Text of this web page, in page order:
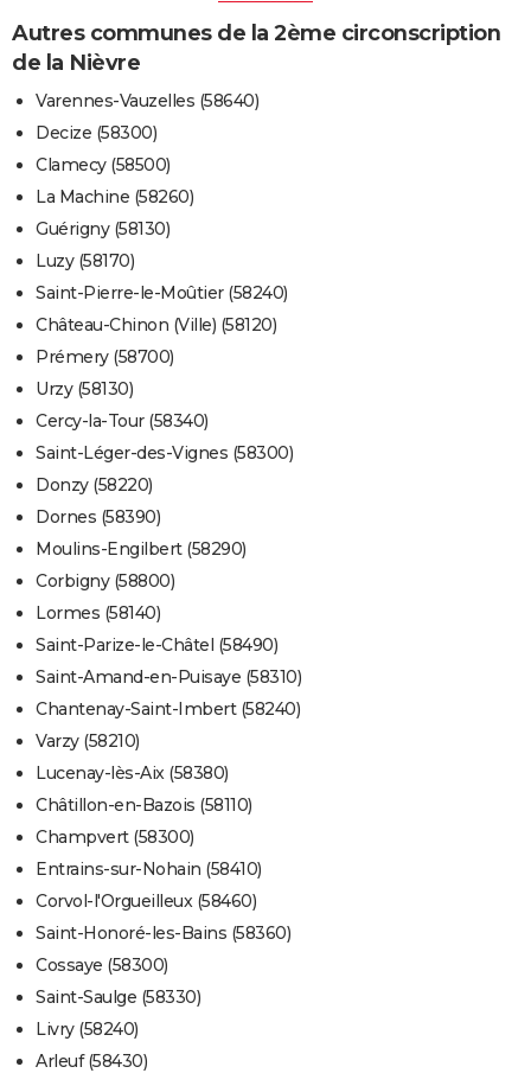
Autres communes de la 2ème circonscription
de la Nièvre
Varennes-Vauzelles (58640)
Decize (58300)
Clamecy (58500)
La Machine (58260)
Guérigny (58130)
Luzy (58170)
Saint-Pierre-le-Moûtier (58240)
Château-Chinon (Ville) (58120)
Prémery (58700)
Urzy (58130)
Cercy-la-Tour (58340)
Saint-Léger-des-Vignes (58300)
Donzy (58220)
Dornes (58390)
Moulins-Engilbert (58290)
Corbigny (58800)
Lormes (58140)
Saint-Parize-le-Châtel (58490)
Saint-Amand-en-Puisaye (58310)
Chantenay-Saint-Imbert (58240)
Varzy (58210)
Lucenay-lès-Aix (58380)
Châtillon-en-Bazois (58110)
Champvert (58300)
Entrains-sur-Nohain (58410)
Corvol-l'Orgueilleux (58460)
Saint-Honoré-les-Bains (58360)
Cossaye (58300)
Saint-Saulge (58330)
Livry (58240)
Arleuf (58430)